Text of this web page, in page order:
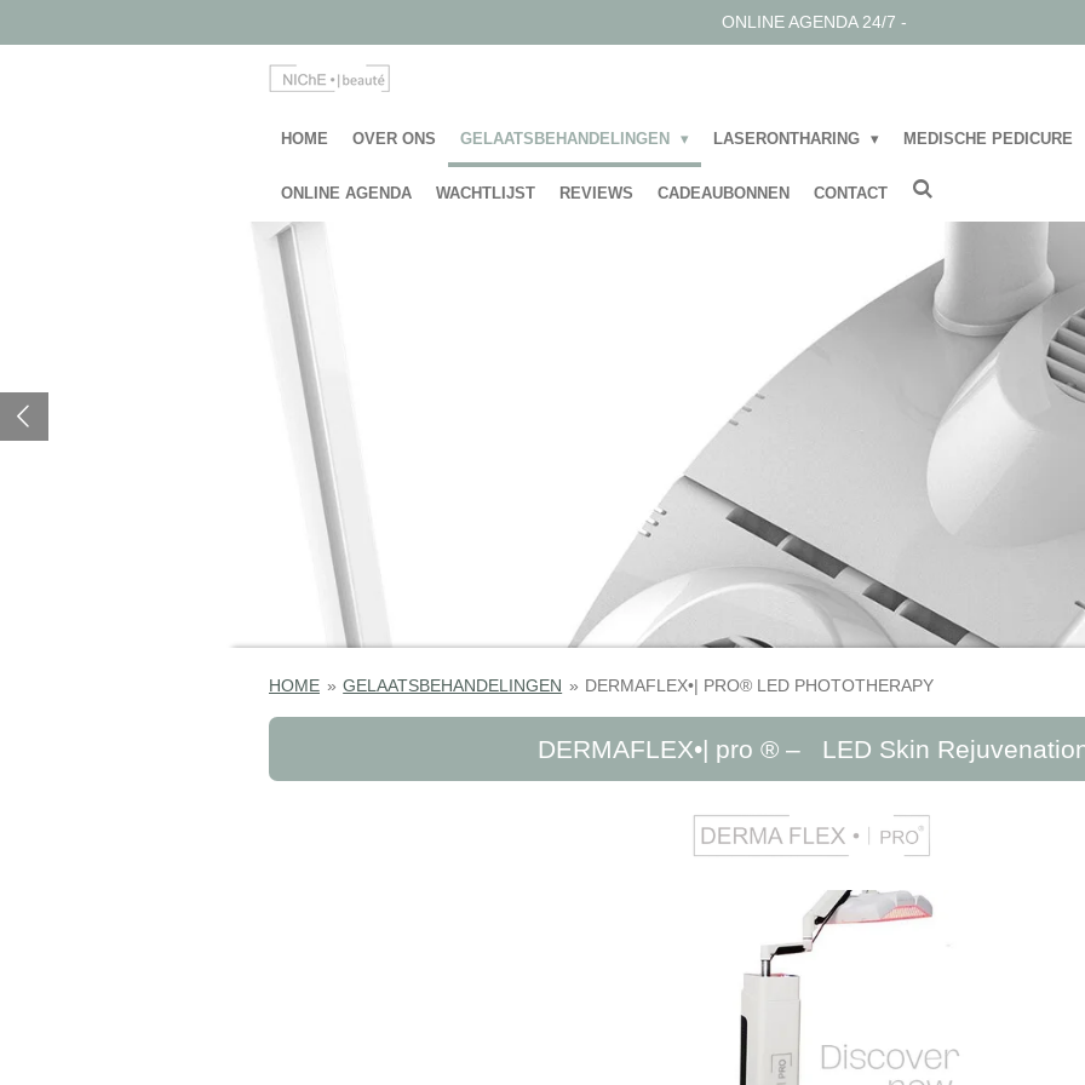
ONLINE AGENDA 24/7 -
HOME OVER ONS GELAATSBEHANDELINGEN LASERONTHARING MEDISCHE PEDICURE
ONLINE AGENDA WACHTLIJST REVIEWS CADEAUBONNEN CONTACT
HOME » GELAATSBEHANDELINGEN » DERMAFLEX•| PRO® LED PHOTOTHERAPY
DERMAFLEX•| pro ® – LED Skin